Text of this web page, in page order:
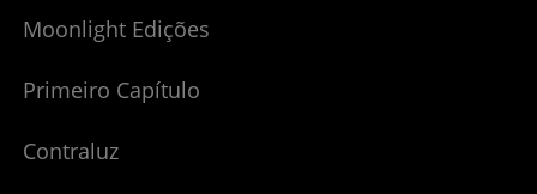
Moonlight Edições
Primeiro Capítulo
Contraluz